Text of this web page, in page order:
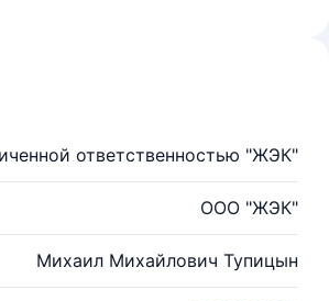
ответственностью "ЖЭК"
ООО "ЖЭК"
Михаил Михайлович Тупицын